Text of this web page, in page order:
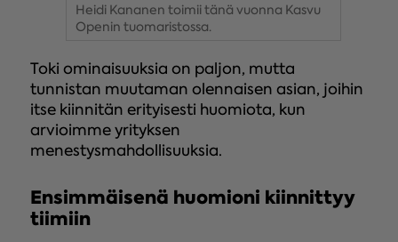
Heidi Kananen toimii tänä vuonna Kasvu
Openin tuomaristossa.
Toki ominaisuuksia on paljon, mutta
tunnistan muutaman olennaisen asian, joihin
itse kiinnitän erityisesti huomiota, kun
arvioimme yrityksen
menestysmahdollisuuksia.
Ensimmäisenä huomioni kiinnittyy
tiimiin